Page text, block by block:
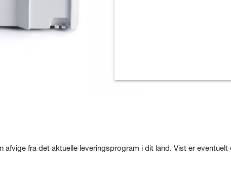
afvige fra det aktuelle leveringsprogram i dit land. Vist er